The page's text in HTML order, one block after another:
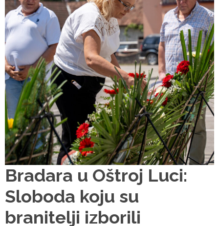
Bradara u Oštroj Luci:
Sloboda koju su
branitelji izborili